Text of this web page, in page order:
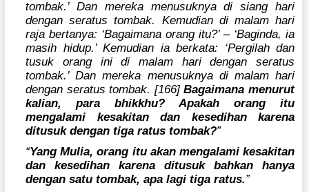
tombak.’ Dan mereka menusuknya di siang hari
dengan seratus tombak. Kemudian di malam hari
raja bertanya: ‘Bagaimana orang itu?’ – ‘Baginda, ia
masih hidup.’ Kemudian ia berkata: ‘Pergilah dan
tusuk orang ini di malam hari dengan seratus
tombak.’ Dan mereka menusuknya di malam hari
dengan seratus tombak. [166]Bagaimana menurut
kalian, para bhikkhu? Apakah orang itu
mengalami kesakitan dan kesedihan karena
ditusuk dengan tiga ratus tombak?”
“Yang Mulia, orang itu akan mengalami kesakitan
dan kesedihan karena ditusuk bahkan hanya
dengan satu tombak, apa lagi tiga ratus.”